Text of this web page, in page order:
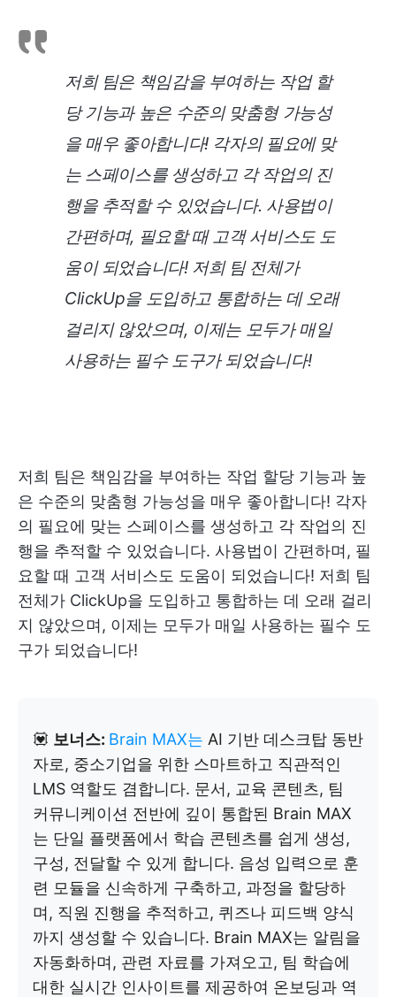
저희 팀은 책임감을 부여하는 작업 할
당 기능과 높은 수준의 맞춤형 가능성
을 매우 좋아합니다! 각자의 필요에 맞
는 스페이스를 생성하고 각 작업의 진
행을 추적할 수 있었습니다. 사용법이
간편하며, 필요할 때 고객 서비스도 도
움이 되었습니다! 저희 팀 전체가
ClickUp을 도입하고 통합하는 데 오래
걸리지 않았으며, 이제는 모두가 매일
사용하는 필수 도구가 되었습니다!
저희 팀은 책임감을 부여하는 작업 할당 기능과 높
은 수준의 맞춤형 가능성을 매우 좋아합니다! 각자
의 필요에 맞는 스페이스를 생성하고 각 작업의 진
행을 추적할 수 있었습니다. 사용법이 간편하며, 필
요할 때 고객 서비스도 도움이 되었습니다! 저희 팀
전체가 ClickUp을 도입하고 통합하는 데 오래 걸리
지 않았으며, 이제는 모두가 매일 사용하는 필수 도
구가 되었습니다!
💟 보너스: Brain MAX는 AI 기반 데스크탑 동반
자로, 중소기업을 위한 스마트하고 직관적인
LMS 역할도 겸합니다. 문서, 교육 콘텐츠, 팀
커뮤니케이션 전반에 깊이 통합된 Brain MAX
는 단일 플랫폼에서 학습 콘텐츠를 쉽게 생성,
구성, 전달할 수 있게 합니다. 음성 입력으로 훈
련 모듈을 신속하게 구축하고, 과정을 할당하
며, 직원 진행을 추적하고, 퀴즈나 피드백 양식
까지 생성할 수 있습니다. Brain MAX는 알림을
자동화하며, 관련 자료를 가져오고, 팀 학습에
대한 실시간 인사이트를 제공하여 온보딩과 역